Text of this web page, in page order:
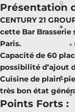
>
>
Présentation
CENTURY 21
cette Bar Brasserie
Paris.
Capacité de 60
possibilité d’ajout
Cuisine de plain-
très bon état
Points Forts :